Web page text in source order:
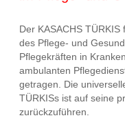
Der KASACHS
des Pflege- und
Pflegekräften in
ambulanten
getragen. Die
TÜRKISs ist auf seine
zurückzuführen.